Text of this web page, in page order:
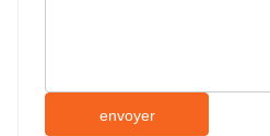
envoyer